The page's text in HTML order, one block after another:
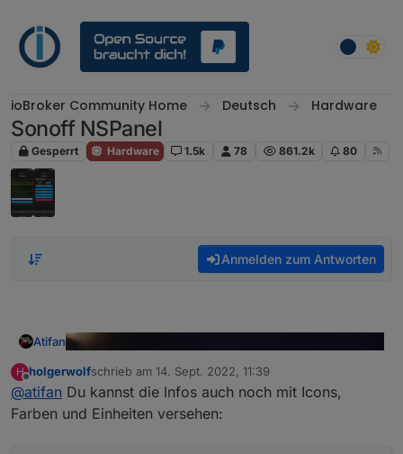
ioBroker Community Home Deutsch Hardware
Sonoff NSPanel
Gesperrt Hardware 1.5k 78 861.2k 80
Anmelden zum Antworten
Atifan
H
Offline
holgerwolfschrieb am 14. Sept. 2022, 11:39
zuletzt editiert von
@atifan Du kannst die Infos auch noch mit Icons,
Farben und Einheiten versehen: